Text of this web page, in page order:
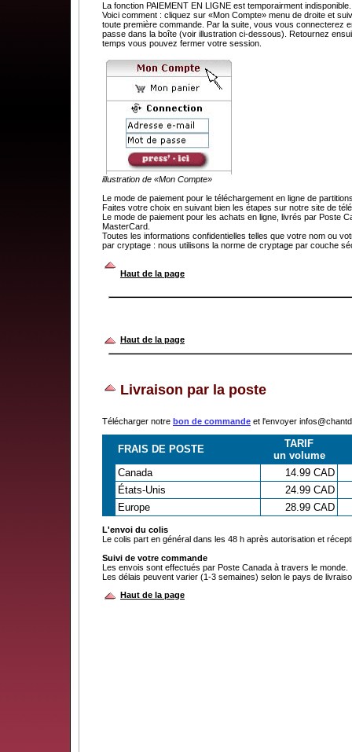
La fonction PAIEMENT EN LIGNE est temporairment
Voici comment : cliquez sur «Mon Compte» menu de droite et
toute première commande. Par la suite, vous vous connecterez
passe dans la boîte (voir illustration ci-dessous). Retournez
temps vous pouvez fermer votre session.
illustration de «Mon Compte»
Le mode de paiement pour le téléchargement en ligne de
Faites votre choix en suivant bien les étapes sur notre site de
Le mode de paiement pour les achats en ligne, livrés par Poste
MasterCard.
Toutes les informations confidentielles telles que votre nom ou
par cryptage : nous utilisons la norme de cryptage par couche
Haut de la page
Haut de la page
Livraison par la poste
Télécharger notre bon de commande et l'envoyer
FRAIS DE POSTE
TARIF
un volume
Canada
14.99 CAD
États-Unis
24.99 CAD
Europe
28.99 CAD
L'envoi du colis
Le colis part en général dans les 48 h après autorisation et
Suivi de votre commande
Les envois sont effectués par Poste Canada à travers le monde.
Les délais peuvent varier (1-3 semaines) selon le pays de
Haut de la page